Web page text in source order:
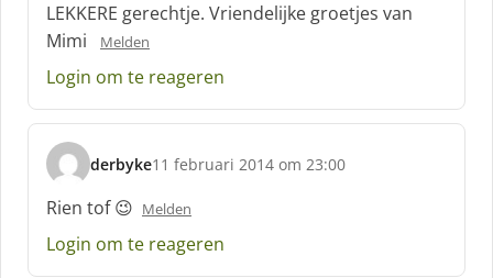
LEKKERE gerechtje. Vriendelijke groetjes van
Mimi
Melden
Login om te reageren
derbyke
s
c
h
r
11 februari 2014 om 23:00
Rien tof 😉 Melden
Login om te reageren